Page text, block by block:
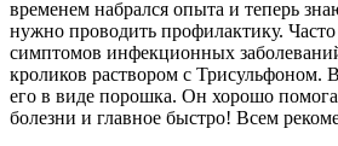
временем набрался опыта и теперь
нужно проводить профилактику.
симптомов инфекционных
кроликов раствором с
его в виде порошка. Он хорошо
болезни и главное быстро! Всем